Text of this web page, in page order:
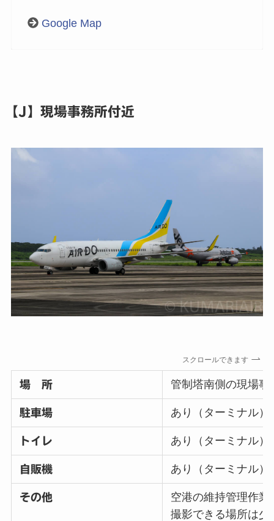
Google Map
【J】現場事務所付近
スクロールできます
場 所 管制塔南側の現場事
駐車場 あり（ターミナル）
トイレ あり（ターミナル）
自販機 あり（ターミナル）
その他
空港の維持管理作業
撮影できる場所は少